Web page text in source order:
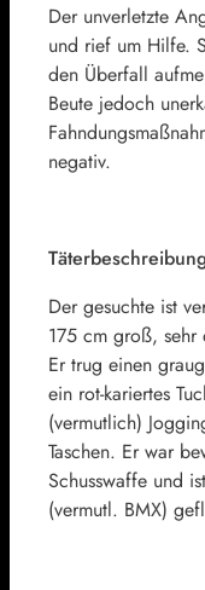
Der unverletzte
und rief um Hilfe.
den Überfall
Beute jedoch
negativ.
Der gesuchte ist
175 cm groß,
Er trug einen
ein rot-kariertes
(vermutlich)
Taschen. Er war
Schusswaffe und
(vermutl. BMX)